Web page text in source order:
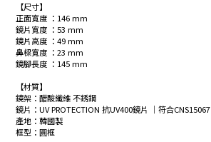
【尺寸】
正面寬度 ：146 mm
鏡片寬度 ：53 mm
鏡片高度 ：49 mm
鼻樑寬度 ：23 mm
鏡腳長度 ：145 mm
【材質】
鏡架：醋酸纖維 不銹鋼
鏡片：UV PROTECTION 抗UV400鏡片 │符合CNS15067
產地：韓國製
框型：圓框